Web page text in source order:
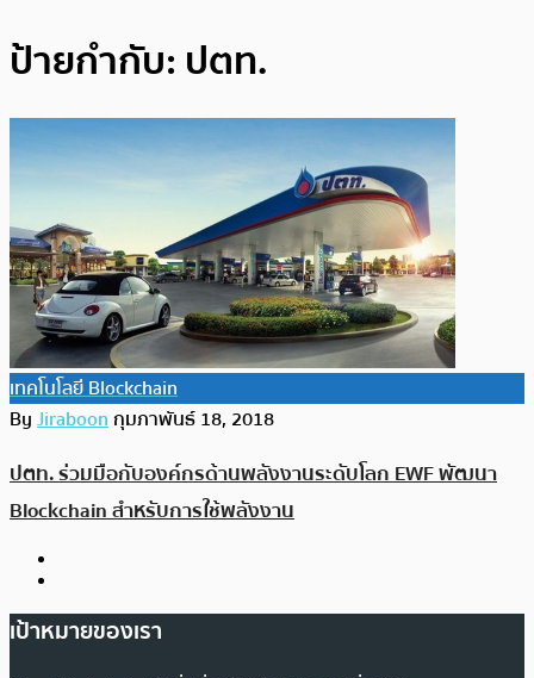
ป้ายกำกับ: ปตท.
เทคโนโลยี Blockchain
ByJiraboonกุมภาพันธ์ 18, 2018
ปตท. ร่วมมือกับองค์กรด้านพลังงานระดับโลก EWF พัฒนา
Blockchain สำหรับการใช้พลังงาน
เป้าหมายของเรา